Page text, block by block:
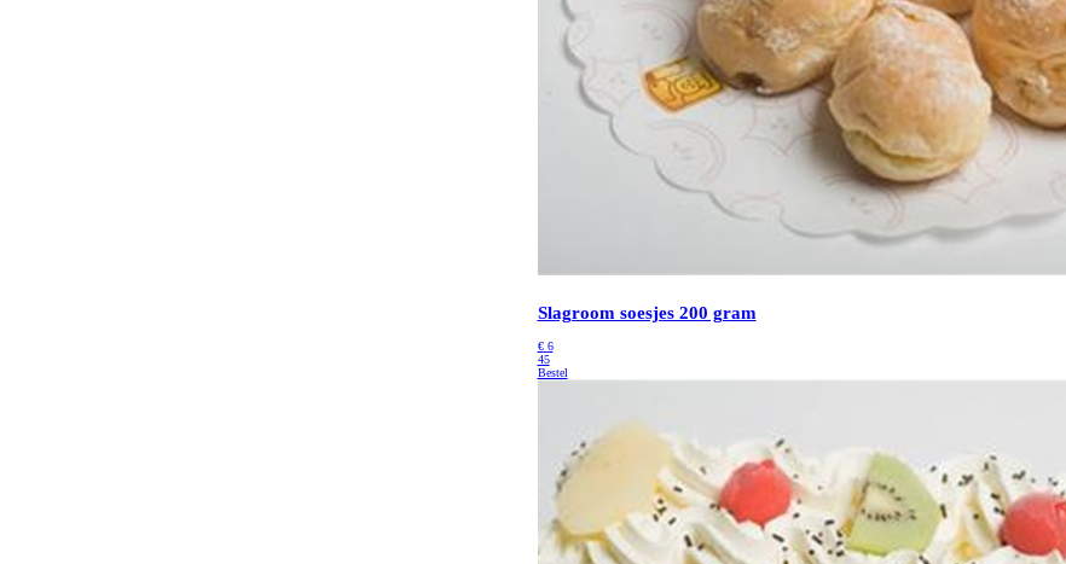
Slagroom soesjes 200 gram
€ 6
45
Bestel